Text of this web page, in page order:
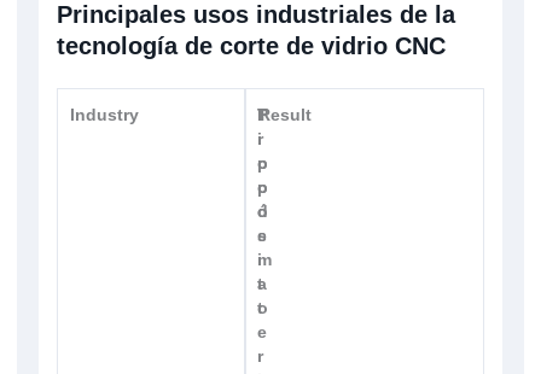
Principales usos industriales de la
tecnología de corte de vidrio CNC
Industry
T
i
p
o
d
e
m
a
t
e
r
P
r
o
p
ó
s
i
t
o
Result